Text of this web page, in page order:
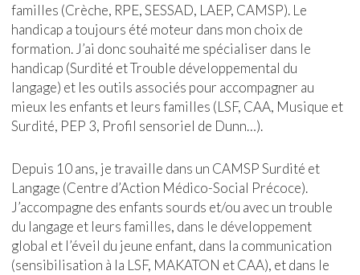
familles (Crèche, RPE, SESSAD, LAEP, CAMSP). Le
handicap a toujours été moteur dans mon choix de
formation. J’ai donc souhaité me spécialiser dans le
handicap (Surdité et Trouble développemental du
langage) et les outils associés pour accompagner au
mieux les enfants et leurs familles (LSF, CAA, Musique et
Surdité, PEP 3, Profil sensoriel de Dunn…).
Depuis 10 ans, je travaille dans un CAMSP Surdité et
Langage (Centre d’Action Médico-Social Précoce).
J’accompagne des enfants sourds et/ou avec un trouble
du langage et leurs familles, dans le développement
global et l’éveil du jeune enfant, dans la communication
(sensibilisation à la LSF, MAKATON et CAA), et dans le